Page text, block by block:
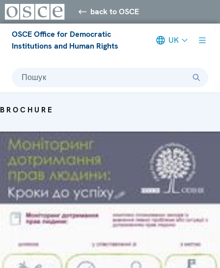
back to OSCE
OSCE Office for Democratic
Institutions and Human Rights
UK
Пошук
BROCHURE